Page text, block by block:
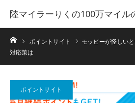
陸マイラーりくの100万マイル
ホームポイントサイト
モッピーが怪しい
対応策は
ポイントサイト